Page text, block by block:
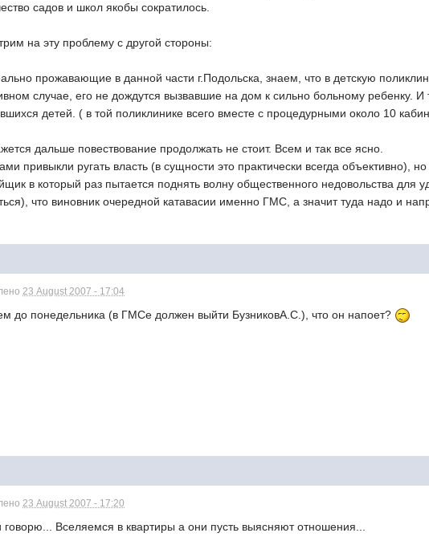
садов и школ якобы сократилось.
на эту проблему с другой стороны:
прожавающие в данной части г.Подольска, знаем, что в детскую
случае, его не дождутся вызвавшие на дом к сильно больному ребенку.
детей. ( в той поликлинике всего вместе с процедурными около 10
дальше повествование продолжать не стоит. Всем и так все ясно.
привыкли ругать власть (в сущности это практически всегда объективно),
в который раз пытается поднять волну общественного недовольства
что виновник очередной катавасии именно ГМС, а значит туда надо и
23 August 2007 - 17:04
до понедельника (в ГМСе должен выйти БузниковА.С.), что он напоет?
23 August 2007 - 17:20
говорю... Вселяемся в квартиры а они пусть выясняют отношения...